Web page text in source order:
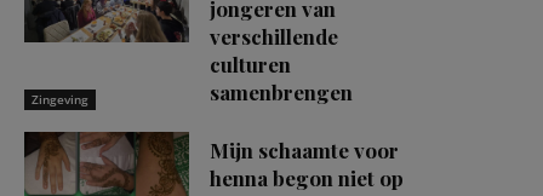
Zingeving
jongeren van
verschillende
culturen
samenbrengen
Mijn schaamte voor
henna begon niet op